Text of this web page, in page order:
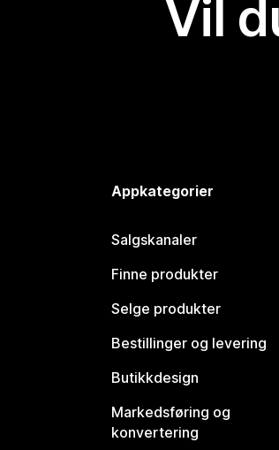
Vil
Appkategorier
Salgskanaler
Finne produkter
Selge produkter
Bestillinger og levering
Butikkdesign
Markedsføring og
konvertering